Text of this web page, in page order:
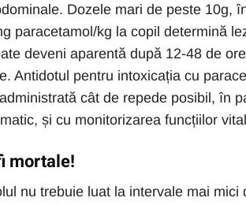
Dozele mari de peste 10g,
paracetamol/kg la copil determină
deveni aparentă după 12-48 de
Antidotul pentru intoxicația cu
cât de repede posibil, în
și cu monitorizarea funcțiilor
mortale!
nu trebuie luat la intervale mai mici